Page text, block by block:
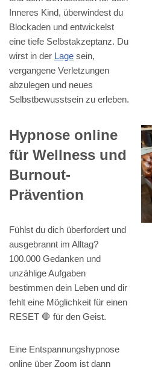
Inneres Kind, überwindest du
Blockaden und entwickelst
eine tiefe Selbstakzeptanz. Du
wirst in der Lage sein,
vergangene Verletzungen
abzulegen und neues
Selbstbewusstsein zu erleben.
Hypnose online
für Wellness und
Burnout-
Prävention
Fühlst du dich überfordert und
ausgebrannt im Alltag?
100.000 Gedanken und
unzählige Aufgaben
bestimmen dein Leben und dir
fehlt eine Möglichkeit für einen
RESET 🛑 für den Geist.
Eine Entspannungshypnose
online über Zoom ist dann